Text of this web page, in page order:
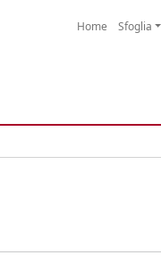
Home Sfoglia